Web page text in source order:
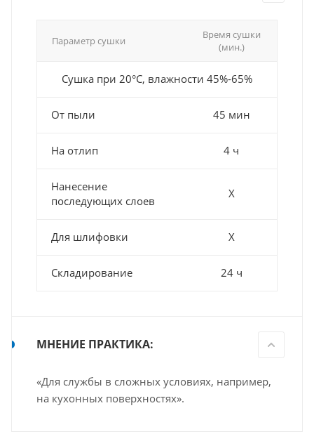
Параметр сушки
Время сушки
(мин.)
Сушка при 20°С, влажности 45%-65%
От пыли 45 мин
На отлип 4 ч
Нанесение
последующих слоев
Х
Для шлифовки Х
Складирование 24 ч
МНЕНИЕ ПРАКТИКА:
«Для службы в сложных условиях, например,
на кухонных поверхностях».